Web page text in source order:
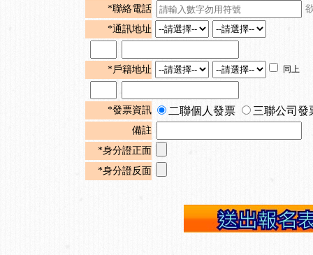
*聯絡電話
*通訊地址
*戶籍地址 同上
*發票資訊 二聯個人發票 三聯公司發
備註
*身分證正面
*身分證反面